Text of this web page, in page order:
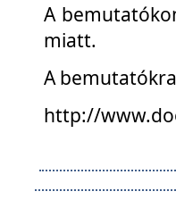
A
miatt.
A
http://